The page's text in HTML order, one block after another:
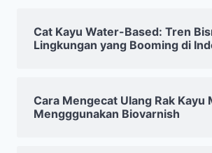
Cat Kayu Water-Based: Tren
Lingkungan yang Booming di
Cara Mengecat Ulang Rak Kayu
Mengggunakan Biovarnish